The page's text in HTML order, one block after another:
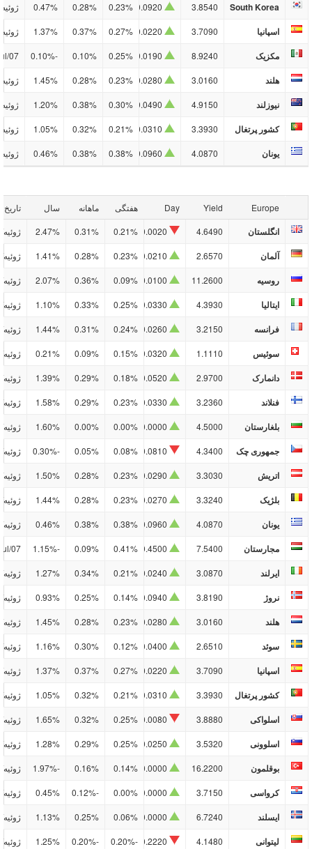
South Korea
3.8540
0.23%
0.28%
0.47% ژوئیه/10
اسپانیا 3.7090
0.27%
0.37%
1.37% ژوئیه/10
مکزیک 8.9240
0.25%
0.10%
-0.10%
07
هلند 3.0160
0.23%
0.28%
1.45% ژوئیه/10
نیوزلند 4.9150
0.30%
0.38%
1.20% ژوئیه/10
کشور پرتغال 3.3930
0.21%
0.32%
1.05% ژوئیه/10
یونان 4.0870
0.38%
0.38%
0.46% ژوئیه/10
Europe
Yield
Day هفتگی ماهانه سال تاریخ
انگلستان 4.6490
0.21%
0.31%
2.47% ژوئیه/10
آلمان 2.6570
0.23%
0.28%
1.41% ژوئیه/10
روسیه 11.2600
0.09%
0.36%
2.07% ژوئیه/10
ایتالیا 4.3930
0.25%
0.33%
1.10% ژوئیه/10
فرانسه 3.2150
0.24%
0.31%
1.44% ژوئیه/10
سوئیس 1.1110
0.15%
0.09%
0.21% ژوئیه/10
دانمارک 2.9700
0.18%
0.29%
1.39% ژوئیه/10
فنلاند 3.2360
0.23%
0.29%
1.58% ژوئیه/10
بلغارستان 4.5000
0.00%
0.00%
1.60% ژوئیه/10
جمهوری چک 4.3400
0.08%
0.05%
-0.30% ژوئیه/10
اتریش 3.3030
0.23%
0.28%
1.50% ژوئیه/10
بلژیک 3.3240
0.23%
0.28%
1.44% ژوئیه/10
یونان 4.0870
0.38%
0.38%
0.46% ژوئیه/10
مجارستان 7.5400
0.41%
0.09%
-1.15%
07
ایرلند 3.0870
0.21%
0.34%
1.27% ژوئیه/10
نروژ 3.8190
0.14%
0.25%
0.93% ژوئیه/10
هلند 3.0160
0.23%
0.28%
1.45% ژوئیه/10
سوئد 2.6510
0.12%
0.30%
1.16% ژوئیه/10
اسپانیا 3.7090
0.27%
0.37%
1.37% ژوئیه/10
کشور پرتغال 3.3930
0.21%
0.32%
1.05% ژوئیه/10
اسلواکی 3.8880
0.25%
0.32%
1.65% ژوئیه/10
اسلوونی 3.5320
0.25%
0.29%
1.28% ژوئیه/10
بوقلمون 16.2200
0.14%
0.16%
-1.97% ژوئیه/10
کرواسی 3.7150
0.00%
-0.12%
0.45% ژوئیه/10
ایسلند 6.7240
0.06%
0.25%
1.13% ژوئیه/10
لیتوانی 4.1480
-0.20%
-0.20%
1.25% ژوئیه/10